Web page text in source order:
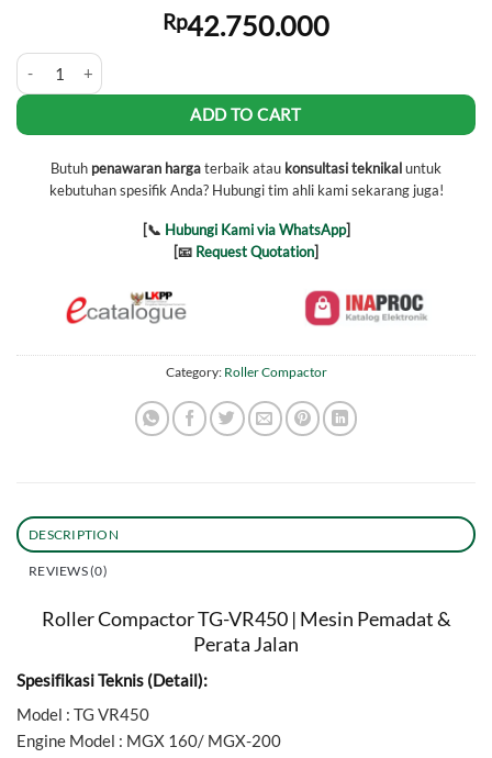
Rp42.750.000
Roller Compactor TG-VR450 | Mesin Pemadat & Perata Jalan quantity
ADD TO CART
Butuh penawaran hargaterbaik atau konsultasi teknikaluntuk
kebutuhan spesifik Anda? Hubungi tim ahli kami sekarang juga!
[📞 Hubungi Kami via WhatsApp]
[📧 Request Quotation]
Category: Roller Compactor
DESCRIPTION
REVIEWS (0)
Roller Compactor TG-VR450 | Mesin Pemadat &
Perata Jalan
Spesifikasi Teknis (Detail):
Model : TG VR450
Engine Model : MGX 160/ MGX-200